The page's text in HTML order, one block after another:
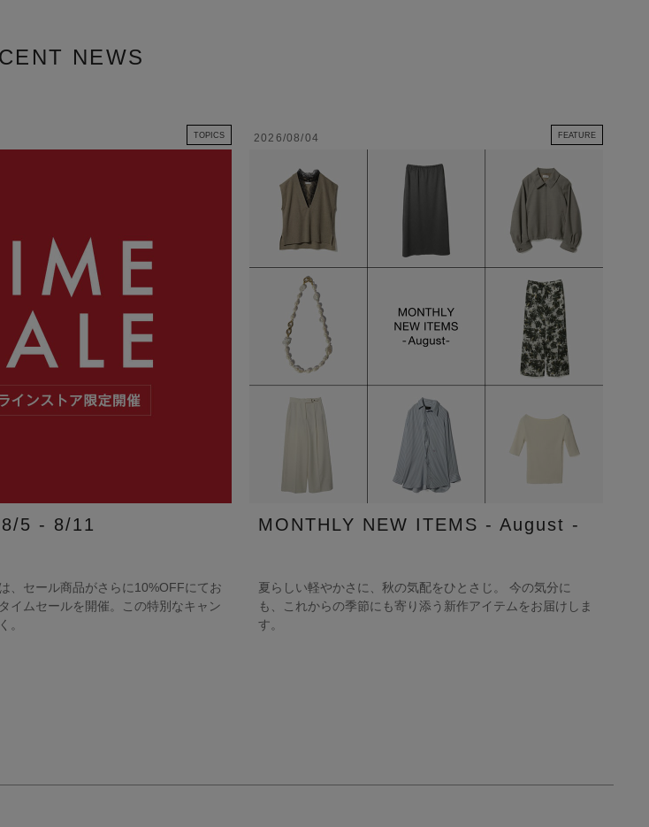
NEWS
TOPICS
TIME SALE 8/5 - 8/11
、セール商品がさらに10%OFFにてお
イムセールを開催。この特別なキャン
。
2026/08/04 FEATURE
MONTHLY NEW ITEMS - August -
夏らしい軽やかさに、秋の気配をひとさじ。 今の気分に
も、これからの季節にも寄り添う新作アイテムをお届けしま
す。